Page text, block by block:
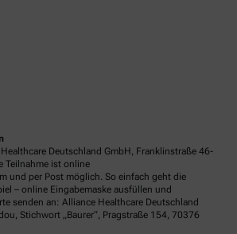
Deutschland GmbH, Franklinstraße 46-
Teilnahme ist online
und per Post möglich. So einfach geht die
– online Eingabemaske ausfüllen und
senden an: Alliance Healthcare Deutschland
Stichwort „Baurer“, Pragstraße 154, 70376